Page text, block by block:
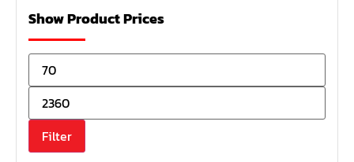
หน้าแปลนเหล็กคอสูง
หน้าแปลนเชื่อมเหล็กสลิปออน
หน้าแปลนเชื่อมเหล็กบอด
หน้าแปลนเชื่อมบอด SUS304 JEF 300P RF
หน้าแปลนเชื่อมบอด SUS304 JEF PN40 RF
หน้าแปลนเชื่อมบอด SUS304 JEF PN16 RF
Show Product Prices
Filter